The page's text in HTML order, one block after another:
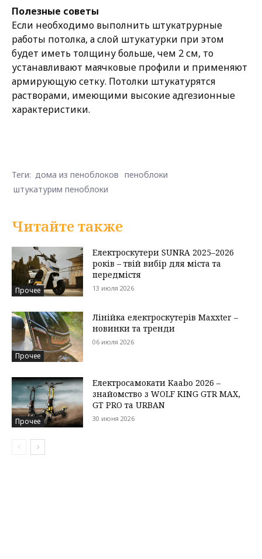
Полезные советы
Если необходимо выполнить штукатрурные
работы потолка, а слой штукатурки при этом
будет иметь толщину больше, чем 2 см, то
устанавливают маячковые профили и применяют
армирующую сетку. Потолки штукатурятся
растворами, имеющими высокие адгезионные
характеристики.
Теги: дома из пеноблоков пеноблоки
штукатурим пеноблоки
Читайте также
Прочее
Електроскутери SUNRA 2025–2026
років – твій вибір для міста та
передмістя
13 июля 2026
Прочее
Лінійка електроскутерів Maxxter –
новинки та тренди
06 июля 2026
Прочее
Електросамокати Kaabo 2026 –
знайомство з WOLF KING GTR MAX,
GT PRO та URBAN
30 июня 2026